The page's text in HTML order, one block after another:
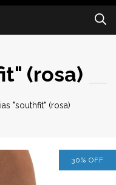
(rosa)
"southfit" (rosa)
30% OFF